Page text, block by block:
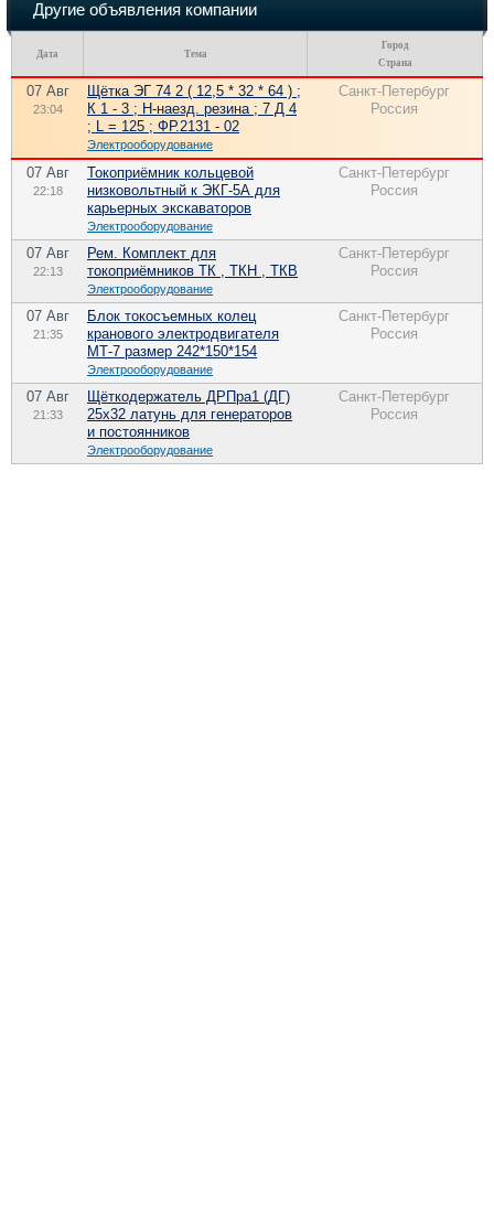
Другие объявления компании
Дата Тема
Город
Страна
07 Авг
23:04
Щётка ЭГ 74 2 ( 12,5 * 32 * 64 ) ;
К 1 - 3 ; Н-наезд. резина ; 7 Д 4
; L = 125 ; ФР.2131 - 02
Электрооборудование
Санкт-Петербург
Россия
07 Авг
22:18
Токоприёмник кольцевой
низковольтный к ЭКГ-5А для
карьерных экскаваторов
Электрооборудование
Санкт-Петербург
Россия
07 Авг
22:13
Рем. Комплект для
токоприёмников ТК , ТКН , ТКВ
Электрооборудование
Санкт-Петербург
Россия
07 Авг
21:35
Блок токосъемных колец
кранового электродвигателя
МТ-7 размер 242*150*154
Электрооборудование
Санкт-Петербург
Россия
07 Авг
21:33
Щёткодержатель ДРПра1 (ДГ)
25х32 латунь для генераторов
и постоянников
Электрооборудование
Санкт-Петербург
Россия